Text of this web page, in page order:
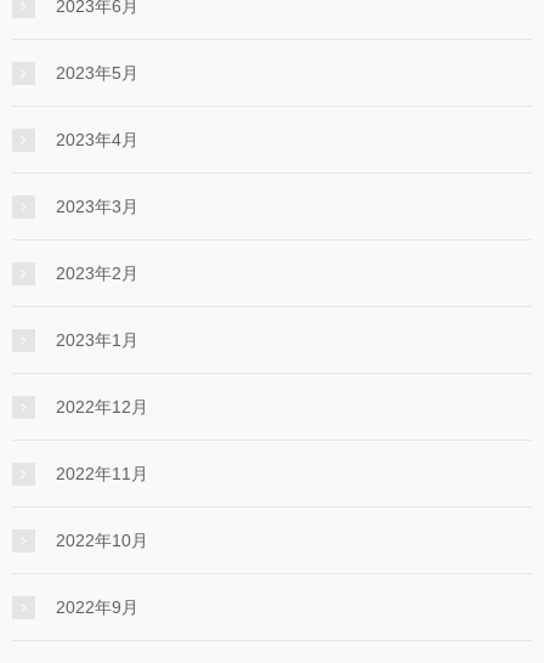
2023年6月
2023年5月
2023年4月
2023年3月
2023年2月
2023年1月
2022年12月
2022年11月
2022年10月
2022年9月